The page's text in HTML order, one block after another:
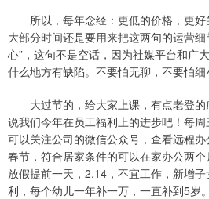
所以，每年念经：更低的价格，更好
大部分时间还是要用来把这两句的运营
心”，这句不是空话，因为社媒平台和广
什么地方有缺陷。不要怕无聊，不要怕细
大过节的，给大家上课，有点老登的
说我们今年在员工福利上的进步吧！每
可以关注公司的微信公众号，查看远程
春节，符合居家条件的可以在家办公两
放假提前一天，2.14，不宜工作，新增
利，每个幼儿一年补一万，一直补到5岁